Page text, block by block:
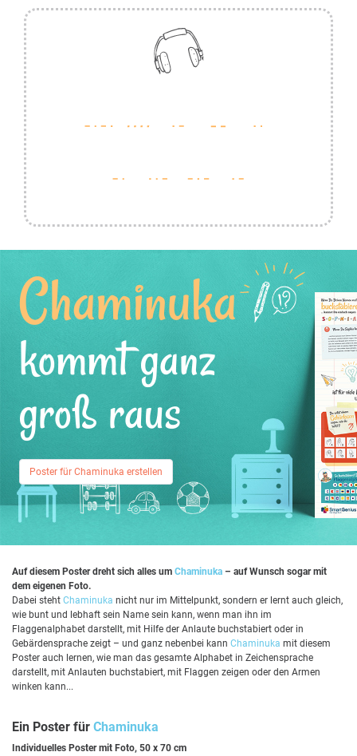
Chaminuka
kommt ganz
groß raus
Poster für Chaminuka erstellen
Auf diesem Poster dreht sich alles um Chaminuka – auf Wunsch sogar mit
dem eigenen Foto.
Dabei steht Chaminuka nicht nur im Mittelpunkt, sondern er lernt auch gleich,
wie bunt und lebhaft sein Name sein kann, wenn man ihn im
Flaggenalphabet darstellt, mit Hilfe der Anlaute buchstabiert oder in
Gebärdensprache zeigt – und ganz nebenbei kann Chaminuka mit diesem
Poster auch lernen, wie man das gesamte Alphabet in Zeichensprache
darstellt, mit Anlauten buchstabiert, mit Flaggen zeigen oder den Armen
winken kann...
Ein Poster für Chaminuka
Individuelles Poster mit Foto, 50 x 70 cm